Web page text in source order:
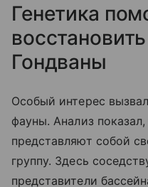
Генетика
Гондваны
Особый интерес
фауны. Анализ
представляют собой
группу. Здесь
представители